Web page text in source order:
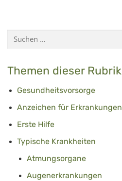
nach:
Themen dieser Rubrik
Gesundheitsvorsorge
Anzeichen für Erkrankungen
Erste Hilfe
Typische Krankheiten
Atmungsorgane
Augenerkrankungen